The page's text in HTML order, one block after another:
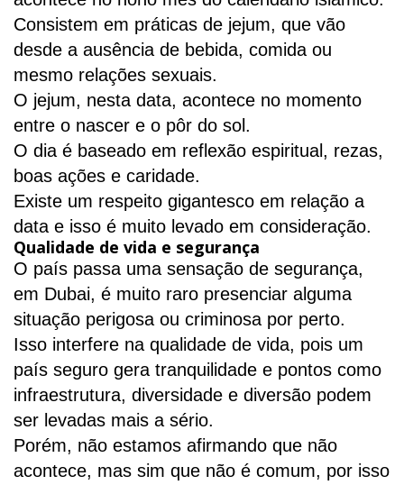
Consistem em práticas de jejum, que vão
desde a ausência de bebida, comida ou
mesmo relações sexuais.
O jejum, nesta data, acontece no momento
entre o nascer e o pôr do sol.
O dia é baseado em reflexão espiritual, rezas,
boas ações e caridade.
Existe um respeito gigantesco em relação a
data e isso é muito levado em consideração.
Qualidade de vida e segurança
O país passa uma sensação de segurança,
em Dubai, é muito raro presenciar alguma
situação perigosa ou criminosa por perto.
Isso interfere na qualidade de vida, pois um
país seguro gera tranquilidade e pontos como
infraestrutura, diversidade e diversão podem
ser levadas mais a sério.
Porém, não estamos afirmando que não
acontece, mas sim que não é comum, por isso